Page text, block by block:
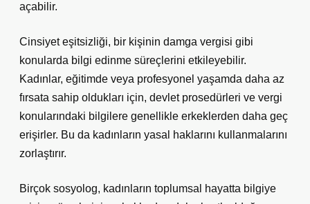
açabilir.
Cinsiyet eşitsizliği, bir kişinin damga vergisi gibi
konularda bilgi edinme süreçlerini etkileyebilir.
Kadınlar, eğitimde veya profesyonel yaşamda daha az
fırsata sahip oldukları için, devlet prosedürleri ve vergi
konularındaki bilgilere genellikle erkeklerden daha geç
erişirler. Bu da kadınların yasal haklarını kullanmalarını
zorlaştırır.
Birçok sosyolog, kadınların toplumsal hayatta bilgiye